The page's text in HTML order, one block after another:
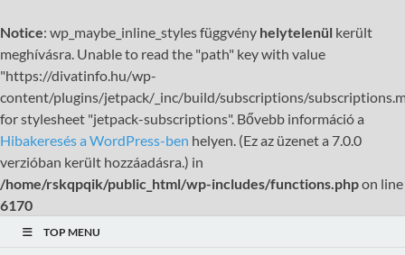
Notice: wp_maybe_inline_styles függvény helytelenül került
meghívásra. Unable to read the "path" key with value
"https://divatinfo.hu/wp-
content/plugins/jetpack/_inc/build/subscriptions/
for stylesheet "jetpack-subscriptions". Bővebb információ a
Hibakeresés a WordPress-ben helyen. (Ez az üzenet a 7.0.0
verzióban került hozzáadásra.) in
/home/rskqpqik/public_html/wp-includes/functions.phpon line
6170
TOP MENU